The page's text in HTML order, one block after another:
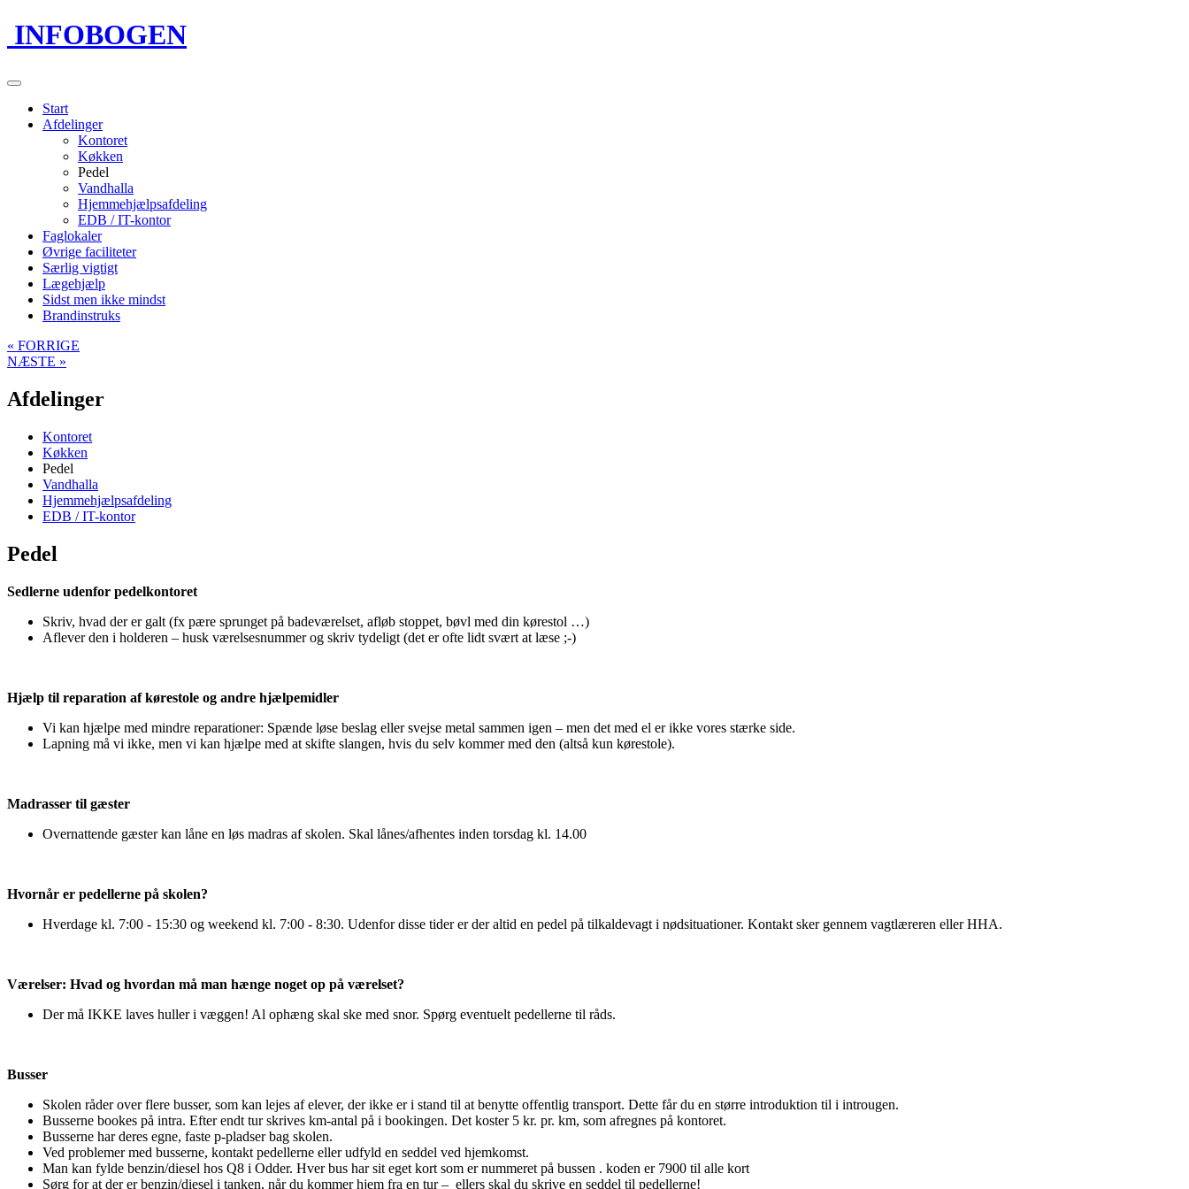
INFOBOGEN
Start
Afdelinger
Kontoret
Køkken
Pedel
Vandhalla
Hjemmehjælpsafdeling
EDB / IT-kontor
Faglokaler
Øvrige faciliteter
Særlig vigtigt
Lægehjælp
Sidst men ikke mindst
Brandinstruks
« FORRIGE
NÆSTE »
Afdelinger
Kontoret
Køkken
Pedel
Vandhalla
Hjemmehjælpsafdeling
EDB / IT-kontor
Pedel
Sedlerne udenfor pedelkontoret
Skriv, hvad der er galt (fx pære sprunget på badeværelset, afløb stoppet, bøvl med din kørestol …)
Aflever den i holderen – husk værelsesnummer og skriv tydeligt (det er ofte lidt svært at læse ;-)
Hjælp til reparation af kørestole og andre hjælpemidler
Vi kan hjælpe med mindre reparationer: Spænde løse beslag eller svejse metal sammen igen – men det med el er ikke vores stærke side.
Lapning må vi ikke, men vi kan hjælpe med at skifte slangen, hvis du selv kommer med den (altså kun kørestole).
Madrasser til gæster
Overnattende gæster kan låne en løs madras af skolen. Skal lånes/afhentes inden torsdag kl. 14.00
Hvornår er pedellerne på skolen?
Hverdage kl. 7:00 - 15:30 og weekend kl. 7:00 - 8:30. Udenfor disse tider er der altid en pedel på tilkaldevagt i nødsituationer. Kontakt sker gennem vagtlæreren eller HHA.
Værelser: Hvad og hvordan må man hænge noget op på værelset?
Der må IKKE laves huller i væggen! Al ophæng skal ske med snor. Spørg eventuelt pedellerne til råds.
Busser
Skolen råder over flere busser, som kan lejes af elever, der ikke er i stand til at benytte offentlig transport. Dette får du en større introduktion til i introugen.
Busserne bookes på intra. Efter endt tur skrives km-antal på i bookingen. Det koster 5 kr. pr. km, som afregnes på kontoret.
Busserne har deres egne, faste p-pladser bag skolen.
Ved problemer med busserne, kontakt pedellerne eller udfyld en seddel ved hjemkomst.
Man kan fylde benzin/diesel hos Q8 i Odder. Hver bus har sit eget kort som er nummeret på bussen . koden er 7900 til alle kort
Sørg for at der er benzin/diesel i tanken, når du kommer hjem fra en tur – ellers skal du skrive en seddel til pedellerne!